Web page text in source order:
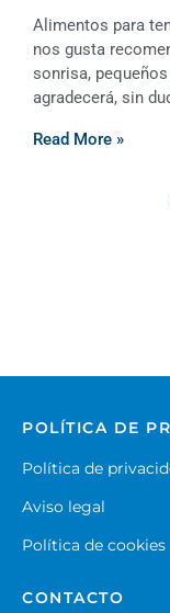
Alimentos para
nos gusta
sonrisa,
agradecerá, sin
Read More »
CONTACTO
POLÍTICA DE
Política de
Aviso legal
Política de cookies